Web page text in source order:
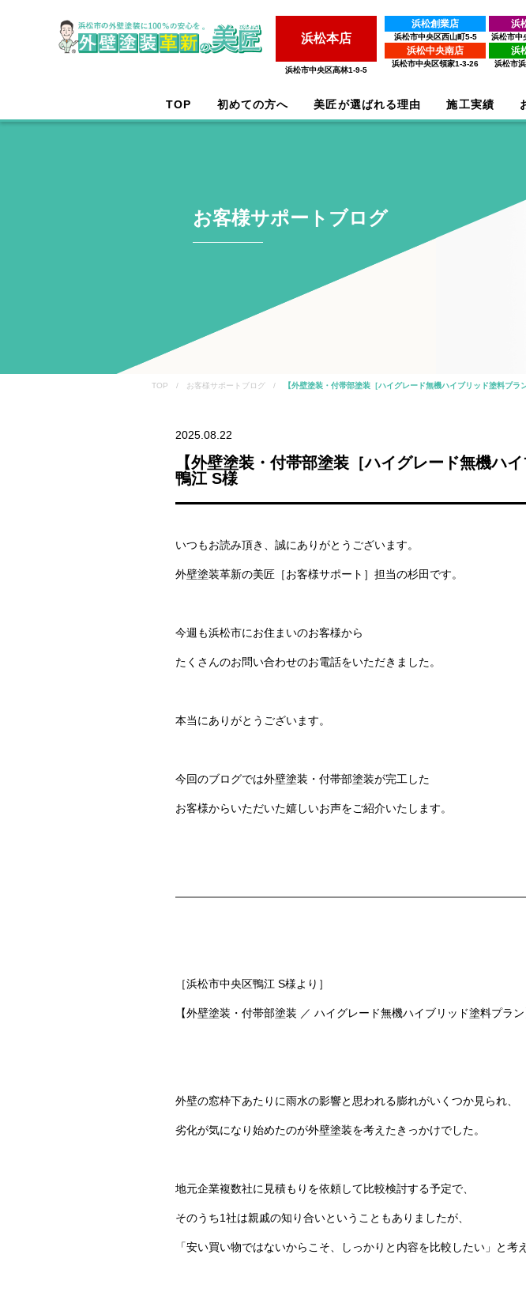
浜松本店
浜松市中央区高林1-9-5
浜松創業店
浜松市中央区西山町5-5
浜
浜松市中
浜松中央南店
浜松市中央区領家1-3-26
浜
浜松市
TOP 初めての方へ 美匠が選ばれる理由 施工実績
お客様サポートブログ
TOP / お客様サポートブログ / 【外壁塗装・付帯部塗装［ハイグレード無機ハイブリッド塗料プ
2025.08.22
【外壁塗装・付帯部塗装［ハイグレード無機ハ
鴨江 S様
いつもお読み頂き、誠にありがとうございます。
外壁塗装革新の美匠［お客様サポート］担当の杉田です。
今週も浜松市にお住まいのお客様から
たくさんのお問い合わせのお電話をいただきました。
本当にありがとうございます。
今回のブログでは外壁塗装・付帯部塗装が完工した
お客様からいただいた嬉しいお声をご紹介いたします。
［浜松市中央区鴨江 S様より］
【外壁塗装・付帯部塗装 ／ ハイグレード無機ハイブリッド塗料プラン
外壁の窓枠下あたりに雨水の影響と思われる膨れがいくつか見られ、
劣化が気になり始めたのが外壁塗装を考えたきっかけでした。
地元企業複数社に見積もりを依頼して比較検討する予定で、
そのうち1社は親戚の知り合いということもありましたが、
「安い買い物ではないからこそ、しっかりと内容を比較したい」と考